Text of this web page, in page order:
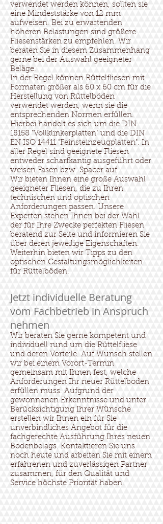
verwendet werden können, sollten sie
eine Mindeststärke von 12 mm
aufweisen. Bei zu erwartenden
höheren Belastungen sind größere
Fliesenstärken zu empfehlen. Wir
beraten Sie in diesem Zusammenhang
gerne bei der Auswahl geeigneter
Beläge.
In der Regel können Rüttelfliesen mit
Formaten größer als 60 x 60 cm für die
Herstellung von Rüttelböden
verwendet werden, wenn sie die
entsprechenden Normen erfüllen.
Hierbei handelt es sich um die DIN
18158 "Vollklinkerplatten" und die DIN
EN ISO 14411 "Feinsteinzeugplatten". In
aller Regel sind geeignete Fliesen
entweder scharfkantig ausgeführt oder
weisen Fasen bzw. Spacer auf.
Wir bieten Ihnen eine große Auswahl
geeigneter Fliesen, die zu Ihren
technischen und optischen
Anforderungen passen. Unsere
Experten stehen Ihnen bei der Wahl
der für Ihre Zwecke perfekten Fliesen
beratend zur Seite und informieren Sie
über deren jeweilige Eigenschaften.
Weiterhin bieten wir Tipps zu den
optischen Gestaltungsmöglichkeiten
für Rüttelböden.
Jetzt individuelle Beratung
vom Fachbetrieb in Anspruch
nehmen
Wir beraten Sie gerne kompetent und
individuell rund um die Rüttelfliese
und deren Vorteile. Auf Wunsch stellen
wir bei einem Vorort-Termin
gemeinsam mit Ihnen fest, welche
Anforderungen Ihr neuer Rüttelboden
erfüllen muss. Aufgrund der
gewonnenen Erkenntnisse und unter
Berücksichtigung Ihrer Wünsche
erstellen wir Ihnen ein für Sie
unverbindliches Angebot für die
fachgerechte Ausführung Ihres neuen
Bodenbelags. Kontaktieren Sie uns
noch heute und arbeiten Sie mit einem
erfahrenen und zuverlässigen Partner
zusammen, für den Qualität und
Service höchste Priorität haben.